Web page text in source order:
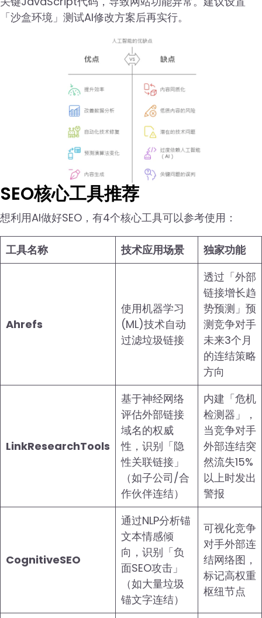
「沙盒环境」测试AI修改方案后再实行。
SEO核心工具推荐
想利用AI做好SEO，有4个核心工具可以参考使用：
工具名称 技术应用场景 独家功能
Ahrefs
使用机器学习
(ML)技术自动
过滤垃圾链接
透过「外部
链接增长趋
势预测」预
测竞争对手
未来3个月
的连结策略
方向
LinkResearchTools
基于神经网络
评估外部链接
域名的权威
性，识别「隐
性关联链接」
（如子公司/合
作伙伴连结）
内建「危机
检测器」，
当竞争对手
外部连结突
然流失15%
以上时发出
警报
CognitiveSEO
通过NLP分析锚
文本情感倾
向，识别「负
面SEO攻击」
（如大量垃圾
锚文字连结）
可视化竞争
对手外部连
结网络图，
标记高权重
枢纽节点